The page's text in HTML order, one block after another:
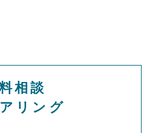
相談
リング